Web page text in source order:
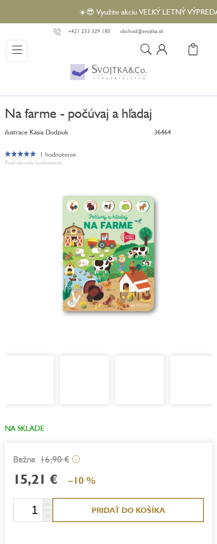
obsah
☀️😎 Využite akciu VEĽKÝ LETNÝ
+421 233 329 180 obchod@svojtka.sk
Na farme - počúvaj a hľadaj
ilustrace Kasia Dudziuk 36464
Podrobnosti hodnotenia
Priemerné
hodnotenie
1 hodnotenie
NA SKLADE
16,90 € i
15,21 € –10 %
PRIDAŤ DO KOŠÍKA